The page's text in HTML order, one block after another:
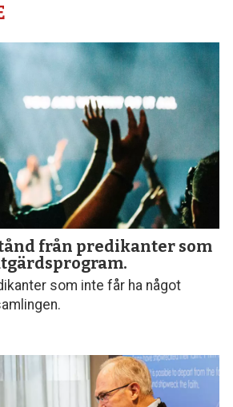
från predikanter som
som inte får ha något